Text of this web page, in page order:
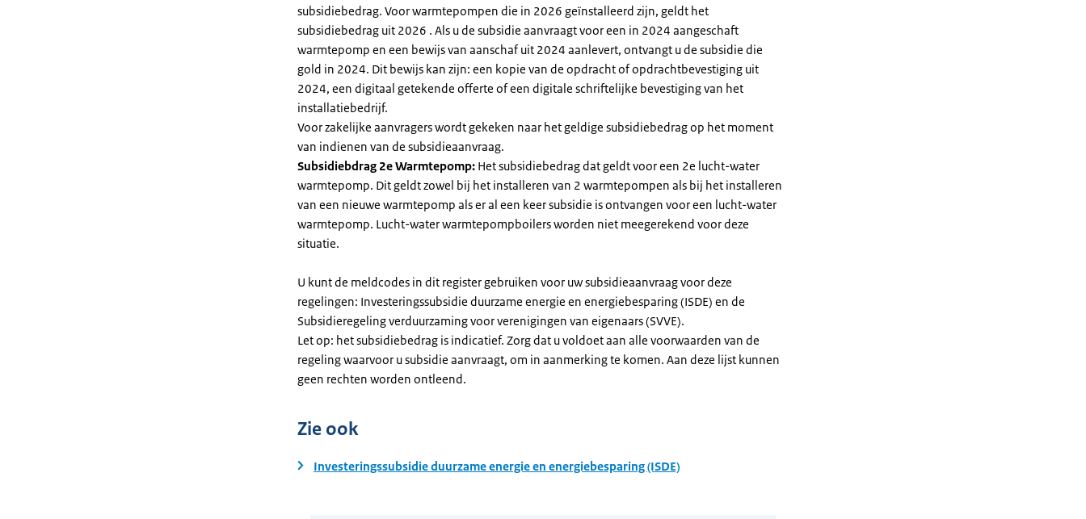
subsidiebedrag. Voor warmtepompen die in 2026 geïnstalleerd zijn, geldt het
subsidiebedrag uit 2026 . Als u de subsidie aanvraagt voor een in 2024 aangeschaft
warmtepomp en een bewijs van aanschaf uit 2024 aanlevert, ontvangt u de subsidie die
gold in 2024. Dit bewijs kan zijn: een kopie van de opdracht of opdrachtbevestiging uit
2024, een digitaal getekende offerte of een digitale schriftelijke bevestiging van het
installatiebedrijf.
Voor zakelijke aanvragers wordt gekeken naar het geldige subsidiebedrag op het moment
van indienen van de subsidieaanvraag.
Subsidiebdrag 2e Warmtepomp: Het subsidiebedrag dat geldt voor een 2e lucht-water
warmtepomp. Dit geldt zowel bij het installeren van 2 warmtepompen als bij het installeren
van een nieuwe warmtepomp als er al een keer subsidie is ontvangen voor een lucht-water
warmtepomp. Lucht-water warmtepompboilers worden niet meegerekend voor deze
situatie.
U kunt de meldcodes in dit register gebruiken voor uw subsidieaanvraag voor deze
regelingen: Investeringssubsidie duurzame energie en energiebesparing (ISDE) en de
Subsidieregeling verduurzaming voor verenigingen van eigenaars (SVVE).
Let op: het subsidiebedrag is indicatief. Zorg dat u voldoet aan alle voorwaarden van de
regeling waarvoor u subsidie aanvraagt, om in aanmerking te komen. Aan deze lijst kunnen
geen rechten worden ontleend.
Zie ook
Investeringssubsidie duurzame energie en energiebesparing (ISDE)